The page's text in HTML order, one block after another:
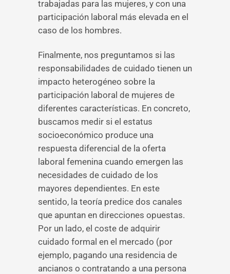
trabajadas para las mujeres, y con una
participación laboral más elevada en el
caso de los hombres.
Finalmente, nos preguntamos si las
responsabilidades de cuidado tienen un
impacto heterogéneo sobre la
participación laboral de mujeres de
diferentes características. En concreto,
buscamos medir si el estatus
socioeconómico produce una
respuesta diferencial de la oferta
laboral femenina cuando emergen las
necesidades de cuidado de los
mayores dependientes. En este
sentido, la teoría predice dos canales
que apuntan en direcciones opuestas.
Por un lado, el coste de adquirir
cuidado formal en el mercado (por
ejemplo, pagando una residencia de
ancianos o contratando a una persona